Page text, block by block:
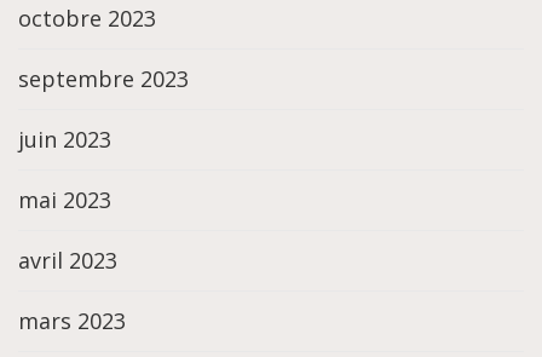
octobre 2023
septembre 2023
juin 2023
mai 2023
avril 2023
mars 2023